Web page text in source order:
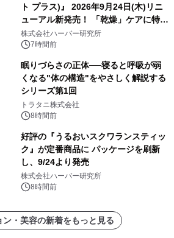
ト プラス)』 2026年9月24日(木)リニ
ューアル新発売！ 「乾燥」ケアに特化
し、ライン使いで潤いに満ちた肌へ
株式会社ハーバー研究所
7時間前
眠りづらさの正体──寝ると呼吸が弱
くなる"体の構造"をやさしく解説する
シリーズ第1回
トラタニ株式会社
8時間前
好評の『うるおいスクワランスティッ
ク』が定番商品に パッケージを刷新
し、9/24より発売
株式会社ハーバー研究所
8時間前
ン・美容の新着をもっと見る